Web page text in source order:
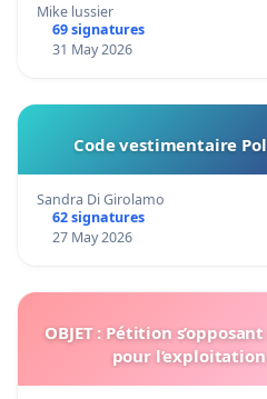
Mike lussier
69 signatures
31 May 2026
Code vestimentaire
Sandra Di Girolamo
62 signatures
27 May 2026
OBJET : Pétition
pour